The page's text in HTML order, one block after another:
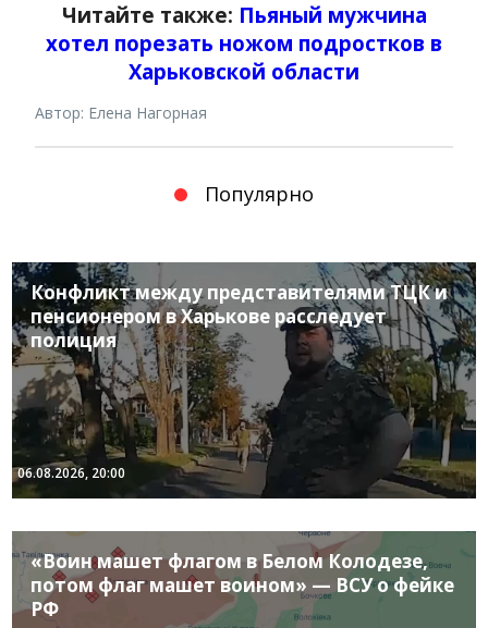
Читайте также: Пьяный мужчина
хотел порезать ножом подростков в
Харьковской области
Автор: Елена Нагорная
Популярно
Конфликт между представителями ТЦК и
пенсионером в Харькове расследует
полиция
06.08.2026, 20:00
«Воин машет флагом в Белом Колодезе,
потом флаг машет воином» — ВСУ о фейке
РФ